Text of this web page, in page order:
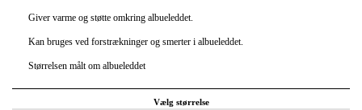
Giver varme og støtte omkring albueleddet.
Kan bruges ved forstrækninger og smerter i albueleddet.
Størrelsen målt om albueleddet
Vælg størrelse